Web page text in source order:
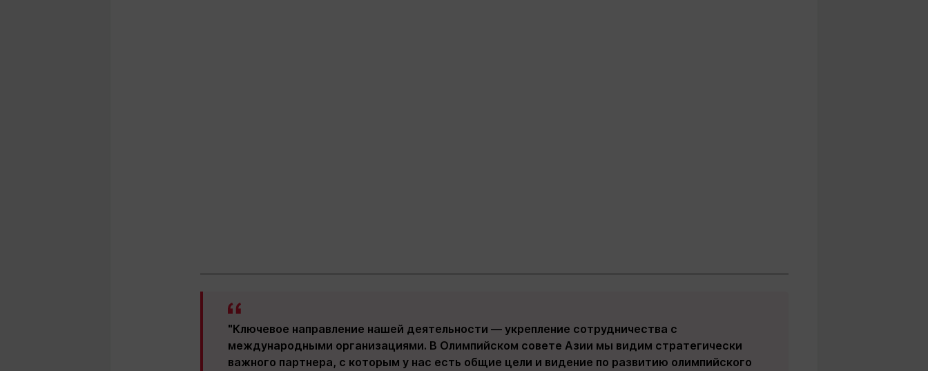
"Ключевое направление нашей деятельности — укрепление сотрудничества с
международными организациями. В Олимпийском совете Азии мы видим стратегически
важного партнера, с которым у нас есть общие цели и видение по развитию олимпийского